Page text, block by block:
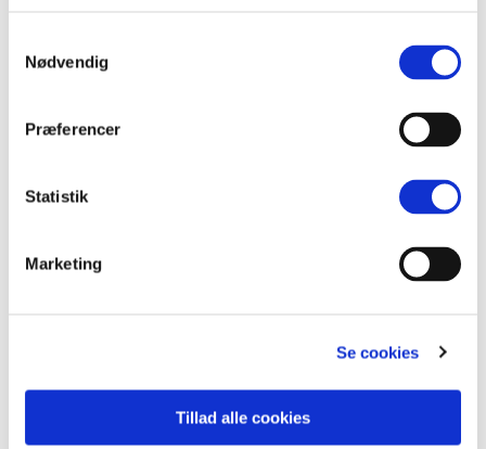
Nødvendig
Præferencer
Statistik
Marketing
Se cookies
Tillad alle cookies
Specifikationer
Se flere gardiner